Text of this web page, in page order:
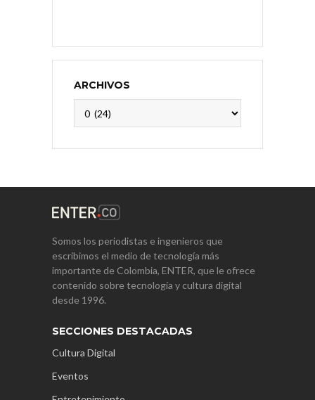
ARCHIVOS
Somos los periodistas e ingenieros que
escribimos el medio de tecnología más
importante de Colombia, ENTER, que le ofrece
contenido sobre tecnología y cultura digital
desde 1996.
SECCIONES DESTACADAS
Cultura Digital
Eventos